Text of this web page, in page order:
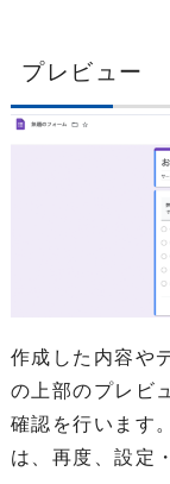
プレビュー
作成した内容や
の上部のプレビ
確認を行います
は、再度、設定